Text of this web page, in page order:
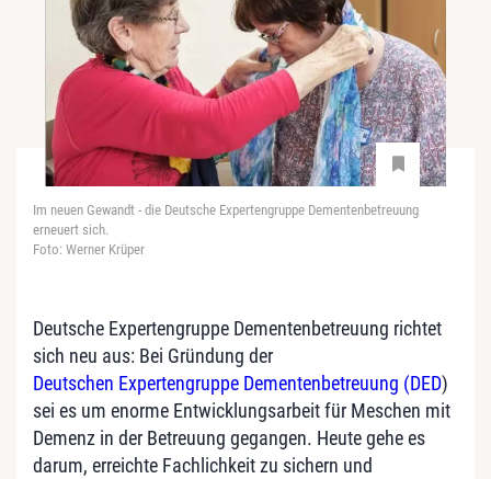
Im neuen Gewandt - die Deutsche Expertengruppe Dementenbetreuung
erneuert sich.
Foto: Werner Krüper
Deutsche Expertengruppe Dementenbetreuung richtet
sich neu aus: Bei Gründung der
Deutschen Expertengruppe Dementenbetreuung (DED)
sei es um enorme Entwicklungsarbeit für Meschen mit
Demenz in der Betreuung gegangen. Heute gehe es
darum, erreichte Fachlichkeit zu sichern und